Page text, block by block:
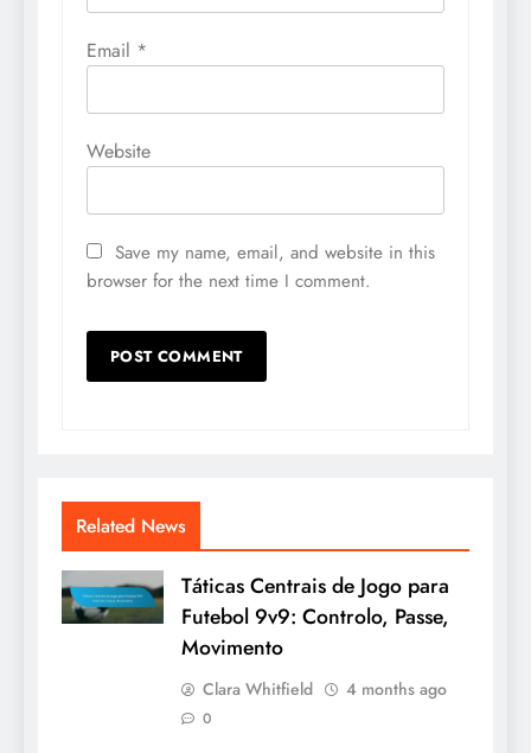
Email *
Website
Save my name, email, and website in this
browser for the next time I comment.
Related News
Táticas Centrais de Jogo para
Futebol 9v9: Controlo, Passe,
Movimento
Clara Whitfield 4 months ago
0